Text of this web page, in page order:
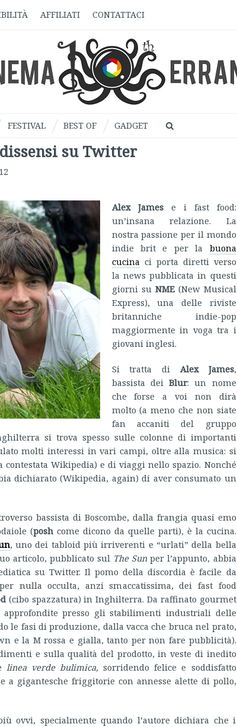
AFFILIATI CONTATTACI
FESTIVAL BEST OF GADGET
su Twitter
Alex James e i fast food:
un’insana relazione. La
nostra passione per il mondo
indie brit e per la buona
cucina ci porta diretti verso
la news pubblicata in questi
giorni su NME(New Musical
Express), una delle riviste
britanniche indie-pop
maggiormente in voga tra i
giovani inglesi.
Si tratta di Alex James,
bassista dei Blur: un nome
che forse a voi non dirà
molto (a meno che non siate
fan accaniti del gruppo
si trova spesso sulle colonne di importanti
molti interessi in vari campi, oltre alla musica: si
Wikipedia) e di viaggi nello spazio. Nonché
dichiarato (Wikipedia, again) di aver consumato un
bassista di Boscombe, dalla frangia quasi emo
(poshcome dicono da quelle parti), è la cucina.
, uno dei tabloid più irriverenti e “urlati” della bella
articolo, pubblicato sul The Sunper l’appunto, abbia
su Twitter. Il pomo della discordia è facile da
nulla occulta, anzi smaccatissima, dei fast food
(cibo spazzatura) in Inghilterra. Da raffinato gourmet
presso gli stabilimenti industriali delle
le fasi di produzione, dalla vacca che bruca nel prato,
e la M rossa e gialla, tanto per non fare pubblicità).
e sulla qualità del prodotto, in veste di inedito
linea verdebulimica, sorridendo felice e soddisfatto
a gigantesche friggitorie con annesse alette di pollo,
ovvi, specialmente quando l’autore dichiara che i